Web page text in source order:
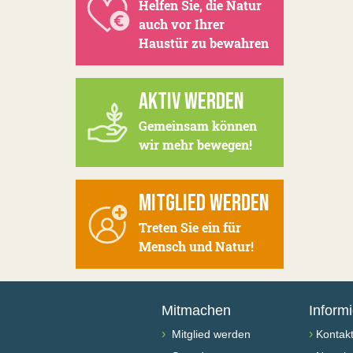
Helfen Sie, die Natur
auch vor Ihrer
Haustür zu bewahren
AKTIV WERDEN
Gemeinsam können
wir mehr bewegen!
MITGLIED WERDEN
Treten Sie ein für
Mensch und Natur!
Mitmachen
› Mitglied werden › Kontakt